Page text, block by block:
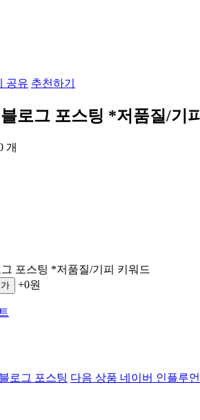
추천하기
로그 포스팅 *저품질/기
개
포스팅 *저품질/기피 키워드
+0원
로그 포스팅 다음 상품 네이버 인플루